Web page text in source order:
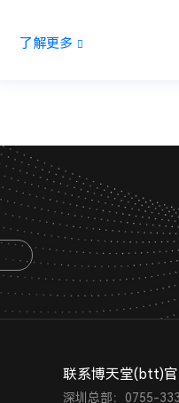
了解更多
联系博天堂(btt)
深圳总部：0755-